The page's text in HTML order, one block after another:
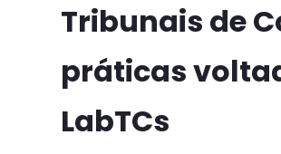
Tribunais de
práticas
LabTCs